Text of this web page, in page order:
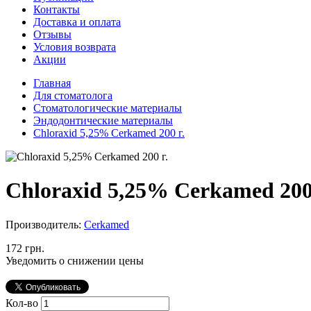
Контакты
Доставка и оплата
Отзывы
Условия возврата
Акции
Главная
Для стоматолога
Стоматологические материалы
Эндодонтические материалы
Chloraxid 5,25% Cerkamed 200 г.
Chloraxid 5,25% Cerkamed
Производитель: Cerkamed
172 грн.
Уведомить о снижении цены
Кол-во